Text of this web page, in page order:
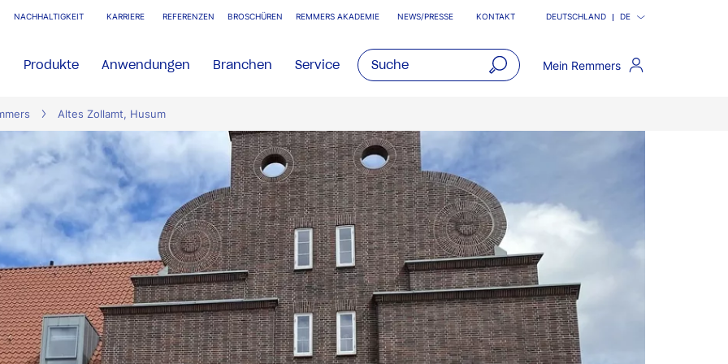
NACHHALTIGKEIT KARRIERE REFERENZEN BROSCHÜREN REMMERS AKADEMIE NEWS/PRESSE KONTAKT DEUTSCHLAND DE
Produkte Anwendungen Branchen Service Mein Remmers
Altes Zollamt, Husum